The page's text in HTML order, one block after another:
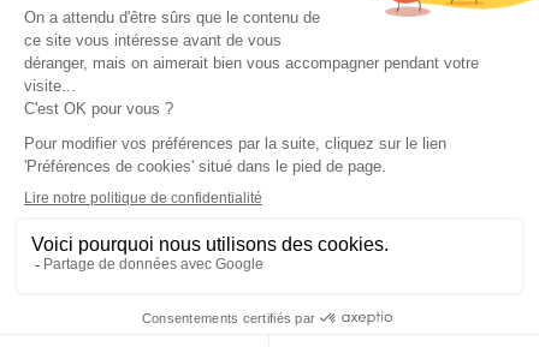
À propos de Totem info Adventure
Formulaire de contact
CGV
Gestionnaire de cookies